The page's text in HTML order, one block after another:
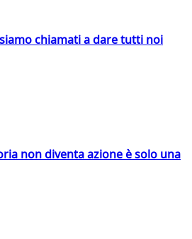
chiamati a dare tutti noi
non diventa azione è solo una